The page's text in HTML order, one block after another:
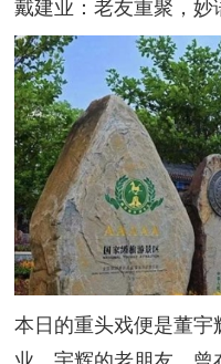
戴建业：老友重聚，妙
本日的重头戏便是董